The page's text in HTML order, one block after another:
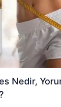
Nedir,